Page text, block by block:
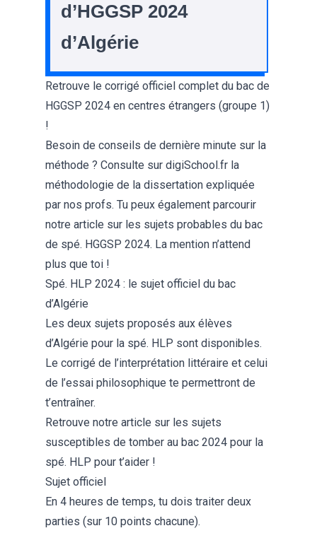
d’HGGSP 2024
d’Algérie
Retrouve le corrigé officiel complet du bac de
HGGSP 2024 en centres étrangers (groupe 1)
!
Besoin de conseils de dernière minute sur la
méthode ? Consulte sur digiSchool.fr la
méthodologie de la dissertation expliquée
par nos profs. Tu peux également parcourir
notre article sur les sujets probables du bac
de spé. HGGSP 2024. La mention n’attend
plus que toi !
Spé. HLP 2024 : le sujet officiel du bac
d’Algérie
Les deux sujets proposés aux élèves
d’Algérie pour la spé. HLP sont disponibles.
Le corrigé de l’interprétation littéraire et celui
de l’essai philosophique te permettront de
t’entraîner.
Retrouve notre article sur les sujets
susceptibles de tomber au bac 2024 pour la
spé. HLP pour t’aider !
Sujet officiel
En 4 heures de temps, tu dois traiter deux
parties (sur 10 points chacune).